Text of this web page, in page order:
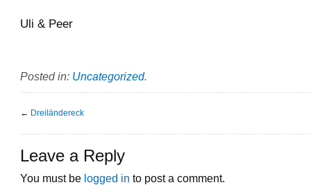
Uli & Peer
Posted in: Uncategorized.
← Dreiländereck
Leave a Reply
You must be logged in to post a comment.